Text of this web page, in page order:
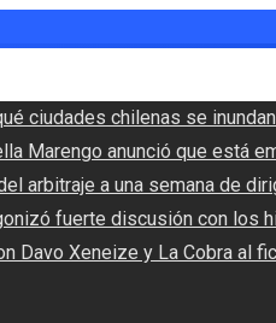
ciudades chilenas se
Marengo anunció que está
arbitraje a una semana de
fuerte discusión con los
Davo Xeneize y La Cobra al